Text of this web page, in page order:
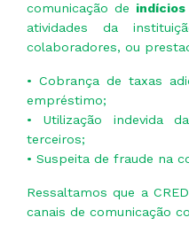
comunicação de
atividades da
colaboradores, ou
• Cobrança de taxas
empréstimo;
• Utilização indevida
terceiros;
• Suspeita de fraude na
Ressaltamos que a
canais de comunicação